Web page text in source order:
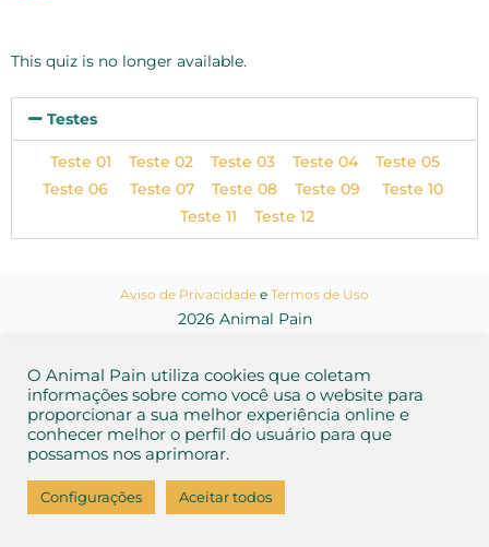
This quiz is no longer available.
Testes
Teste 01 Teste 02 Teste 03 Teste 04
Teste 05
Teste 06 Teste 07 Teste 08 Teste 09 Teste 10
Teste 11
Teste 12
Aviso de Privacidade e Termos de Uso
2026 Animal Pain
O Animal Pain utiliza cookies que coletam
informações sobre como você usa o website para
proporcionar a sua melhor experiência online e
conhecer melhor o perfil do usuário para que
possamos nos aprimorar.
Configurações Aceitar todos